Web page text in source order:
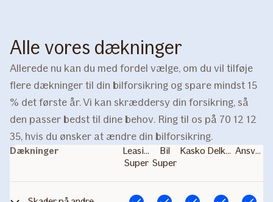
Alle vores dækninger
Allerede nu kan du med fordel vælge, om du vil tilføje
flere dækninger til din bilforsikring og spare mindst 15
% det første år. Vi kan skræddersy din forsikring, så
den passer bedst til dine behov. Ring til os på 70 12 12
35, hvis du ønsker at ændre din bilforsikring.
Dækninger
Leasing
Super
Bil
Super
Kasko Delkasko Ansvar